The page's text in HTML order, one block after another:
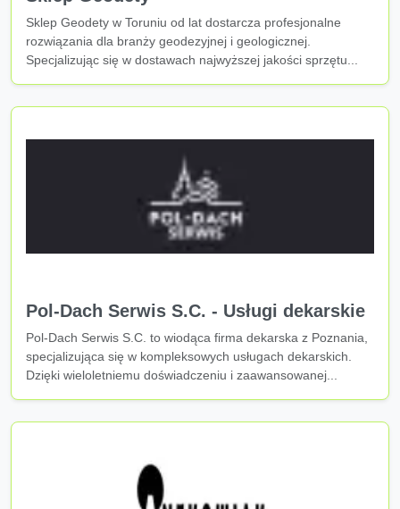
Sklep Geodety w Toruniu od lat dostarcza profesjonalne
rozwiązania dla branży geodezyjnej i geologicznej.
Specjalizując się w dostawach najwyższej jakości sprzętu...
Pol-Dach Serwis S.C. - Usługi dekarskie
Pol-Dach Serwis S.C. to wiodąca firma dekarska z Poznania,
specjalizująca się w kompleksowych usługach dekarskich.
Dzięki wieloletniemu doświadczeniu i zaawansowanej...